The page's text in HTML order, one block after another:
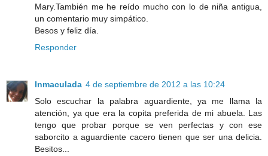
Mary.También me he reído mucho con lo de niña antigua,
un comentario muy simpático.
Besos y feliz día.
Responder
Inmaculada 4 de septiembre de 2012 a las 10:24
Solo escuchar la palabra aguardiente, ya me llama la
atención, ya que era la copita preferida de mi abuela. Las
tengo que probar porque se ven perfectas y con ese
saborcito a aguardiente cacero tienen que ser una delicia.
Besitos...